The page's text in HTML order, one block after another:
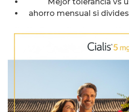
Mejor tolerancia vs
ahorro mensual si